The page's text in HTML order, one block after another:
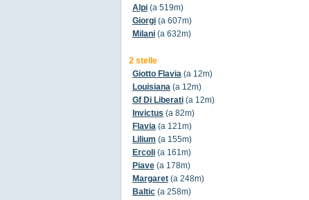
Alpi(a 519m)
Giorgi(a 607m)
Milani(a 632m)
2 stelle
Giotto Flavia(a 12m)
Louisiana(a 12m)
Gf Di Liberati(a 12m)
Invictus (a 82m)
Flavia(a 121m)
Lilium (a 155m)
Ercoli(a 161m)
Piave(a 178m)
Margaret(a 248m)
Baltic(a 258m)